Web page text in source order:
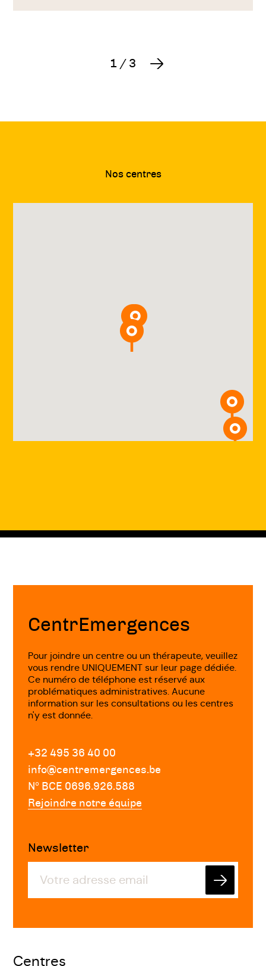
1 / 3
Nos centres
Fin
CentrEmergences
Pour joindre un centre ou un thérapeute, veuillez
vous rendre UNIQUEMENT sur leur page dédiée.
Ce numéro de téléphone est réservé aux
problématiques administratives. Aucune
information sur les consultations ou les centres
n'y est donnée.
+32 495 36 40 00
info@centremergences.be
Nº BCE 0696.926.588
Rejoindre notre équipe
Newsletter
Centres